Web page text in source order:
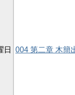
日 004 第二章 木簡